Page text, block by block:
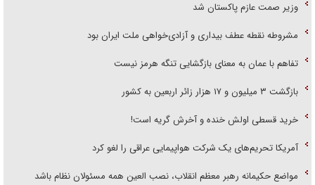
وزیر صمت عازم پاکستان شد
مشروطه نقطه عطف بیداری و آزادی‌خواهی ملت ایران بود
تفاهم با عمان به معنای بازگشایی تنگه هرمز نیست
بازگشت ۳ میلیون و ۱۷ هزار زائر اربعین به کشور
خرید قسطی اولش خنده و آخرش گریه است!
آمریکا تحریم‌های یک شرکت هواپیمایی عراقی را لغو کرد
مواضع حکیمانه رهبر معظم انقلاب، نصب العین همه مسئولان نظام باشد